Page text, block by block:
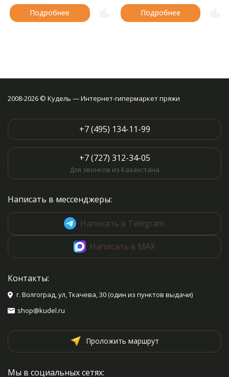
Подробнее Подробнее
2008-2026 © Кудель — Интернет-гипермаркет пряжи
+7 (495) 134-11-99
+7 (727) 312-34-05
Для звонков из Казахстана
Написать в мессенджеры:
Написать в Telegram
Написать в MAX
Контакты:
г. Волгоград, ул, Ткачева, 30 (один из пунктов выдачи)
shop@kudel.ru
Проложить маршрут
Мы в социальных сетях: